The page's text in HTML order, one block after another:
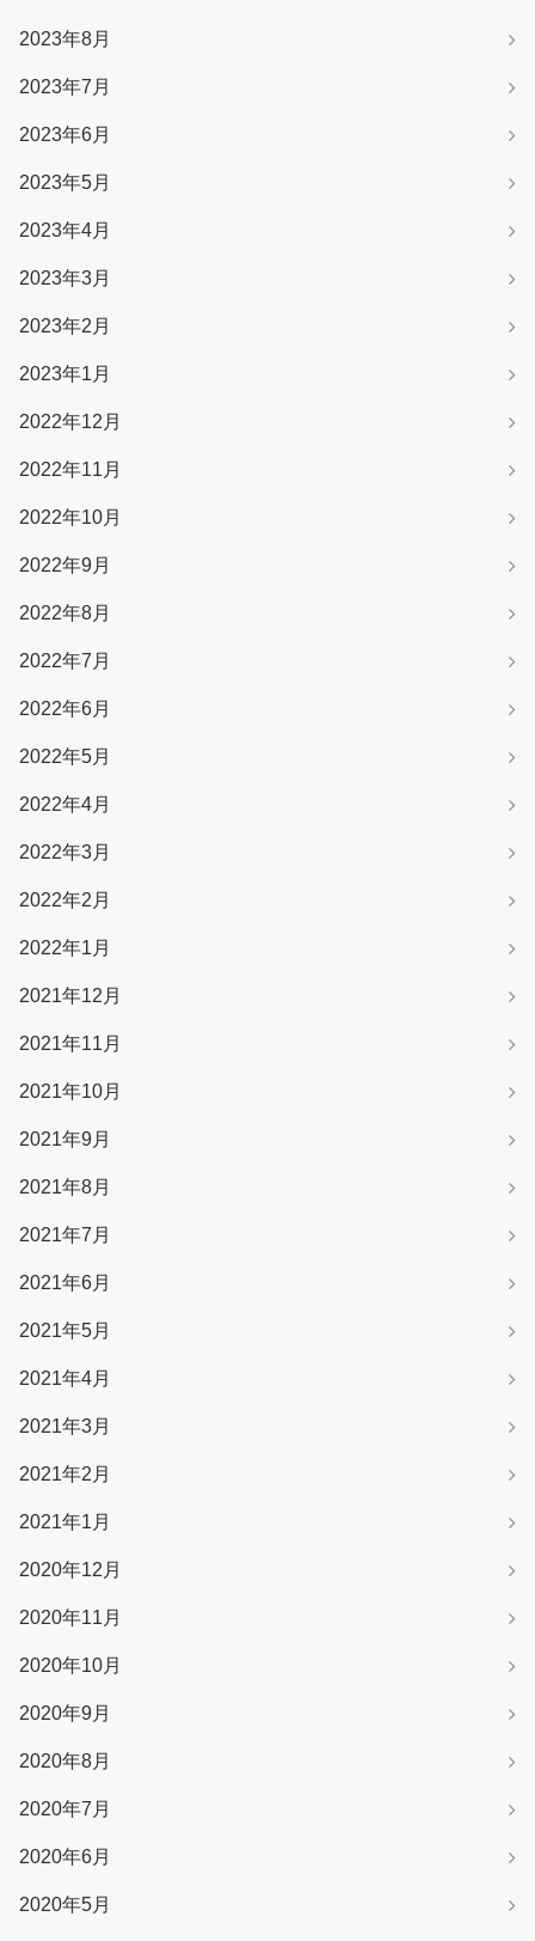
2023年8月
2023年7月
2023年6月
2023年5月
2023年4月
2023年3月
2023年2月
2023年1月
2022年12月
2022年11月
2022年10月
2022年9月
2022年8月
2022年7月
2022年6月
2022年5月
2022年4月
2022年3月
2022年2月
2022年1月
2021年12月
2021年11月
2021年10月
2021年9月
2021年8月
2021年7月
2021年6月
2021年5月
2021年4月
2021年3月
2021年2月
2021年1月
2020年12月
2020年11月
2020年10月
2020年9月
2020年8月
2020年7月
2020年6月
2020年5月